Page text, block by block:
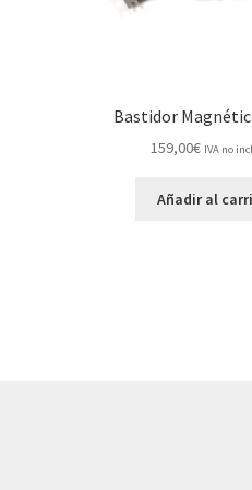
Bastidor
159,00€ IVA no
Añadir al